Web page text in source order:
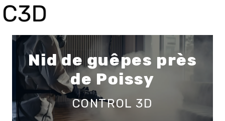
Nid de guêpes près
de Poissy
CONTROL 3D
Panneau de gestion des cookies